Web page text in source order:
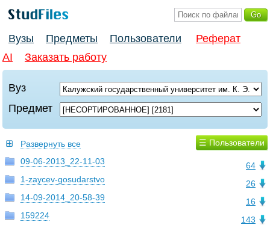
Вузы Предметы Пользователи
Реферат
AI
Заказать работу
Вуз
Предмет
☰ Пользователи
Развернуть все
64
09-06-2013_22-11-03
26
1-zaycev-gosudarstvo
16
14-09-2014_20-58-39
143
159224